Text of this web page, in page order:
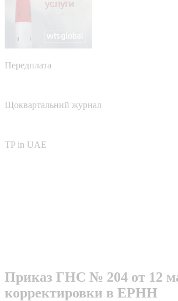
Передплата
Щоквартальний журнал
TP in UAE
Приказ ГНС № 204 от 12
корректировки в ЕРНН